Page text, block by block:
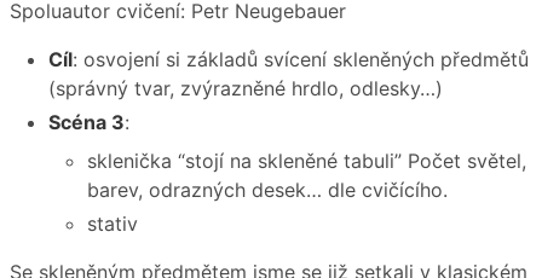
Spoluautor cvičení: Petr Neugebauer
Cíl: osvojení si základů svícení skleněných předmětů
(správný tvar, zvýrazněné hrdlo, odlesky…)
Scéna 3:
sklenička “stojí na skleněné tabuli” Počet světel,
barev, odrazných desek… dle cvičícího.
stativ
Se skleněným předmětem jsme se již setkali v klasickém